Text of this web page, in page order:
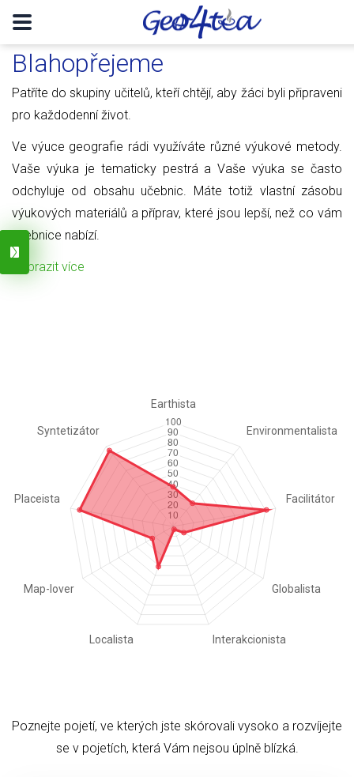
Blahopřejeme
Patříte do skupiny učitelů, kteří chtějí, aby žáci byli připraveni
pro každodenní život.
Ve výuce geografie rádi využíváte různé výukové metody.
Vaše výuka je tematicky pestrá a Vaše výuka se často
odchyluje od obsahu učebnic. Máte totiž vlastní zásobu
výukových materiálů a příprav, které jsou lepší, než co vám
učebnice nabízí.
Zobrazit více
Poznejte pojetí, ve kterých jste skórovali vysoko a rozvíjejte
se v pojetích, která Vám nejsou úplně blízká.